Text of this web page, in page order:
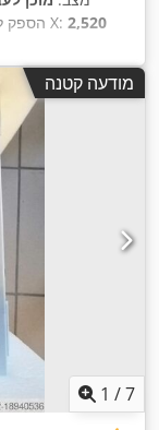
, הספק , מרחק נסיעה בציר X: 2,520
מודעה קטנה
1 /7